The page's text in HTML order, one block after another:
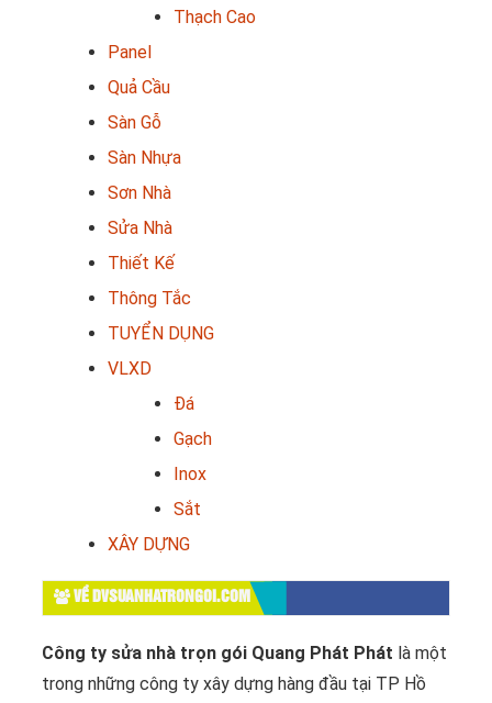
Thạch Cao
Panel
Quả Cầu
Sàn Gỗ
Sàn Nhựa
Sơn Nhà
Sửa Nhà
Thiết Kế
Thông Tắc
TUYỂN DỤNG
VLXD
Đá
Gạch
Inox
Sắt
XÂY DỰNG
VỀ DVSUANHATRONGOI.COM
Công ty sửa nhà trọn gói Quang Phát Phát là một
trong những công ty xây dựng hàng đầu tại TP Hồ